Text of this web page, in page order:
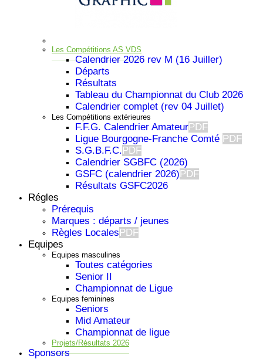
Les Compétitions AS VDS
Calendrier 2026 rev M (16 Juiller)
Départs
Résultats
Tableau du Championnat du Club 2026
Calendrier complet (rev 04 Juillet)
Les Compétitions extérieures
F.F.G. Calendrier AmateurPDF
Ligue Bourgogne-Franche Comté PDF
S.G.B.F.C.PDF
Calendrier SGBFC (2026)
GSFC (calendrier 2026)PDF
Résultats GSFC2026
Régles
Prérequis
Marques : départs / jeunes
Règles LocalesPDF
Equipes
Equipes masculines
Toutes catégories
Senior II
Championnat de Ligue
Equipes feminines
Seniors
Mid Amateur
Championnat de ligue
Projets/Résultats 2026
Sponsors